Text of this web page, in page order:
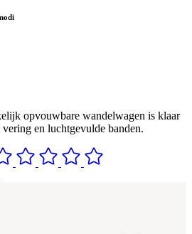
opvouwbare wandelwagen is klaar
en luchtgevulde banden.